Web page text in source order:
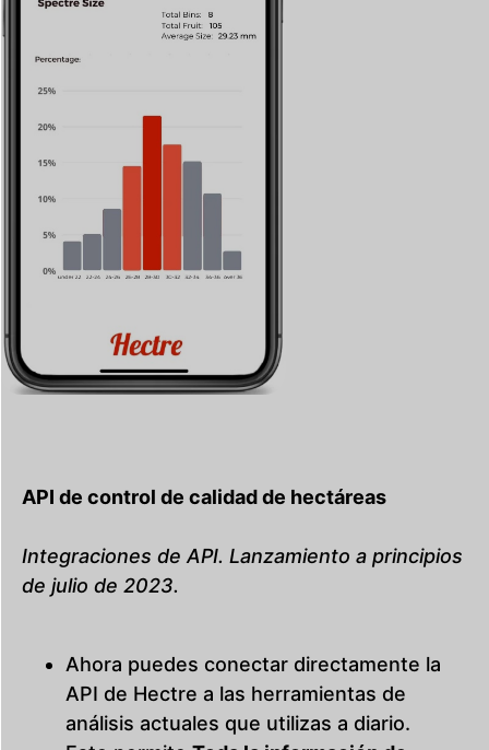
API de control de calidad de hectáreas
Integraciones de API. Lanzamiento a principios
de julio de 2023.
Ahora puedes conectar directamente la
API de Hectre a las herramientas de
análisis actuales que utilizas a diario.